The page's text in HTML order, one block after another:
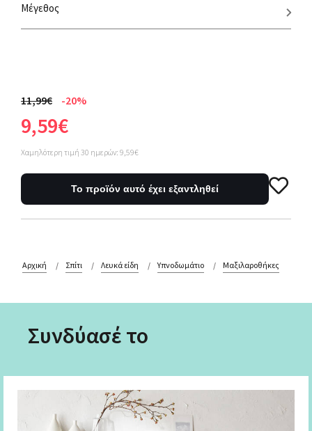
Μέγεθος
11,99€ -20%
9,59€
Χαμηλότερη τιμή 30 ημερών: 9,59€
Το προϊόν αυτό έχει εξαντληθεί
Αρχική Σπίτι Λευκά είδη Υπνοδωμάτιο Μαξιλαροθήκες
Συνδύασέ το